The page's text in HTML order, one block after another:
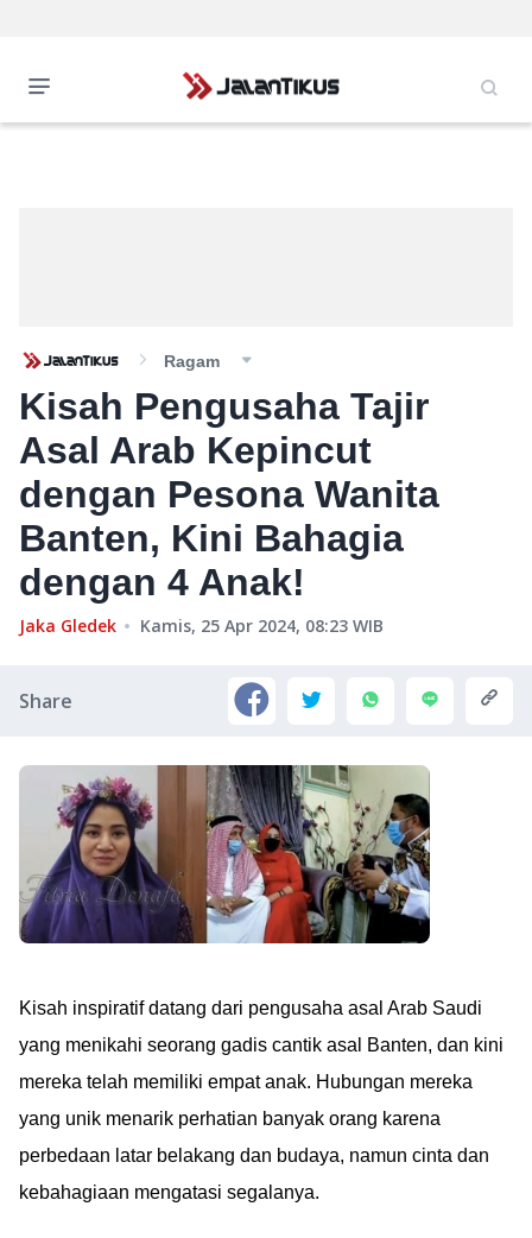
Ragam
Kisah Pengusaha Tajir
Asal Arab Kepincut
dengan Pesona Wanita
Banten, Kini Bahagia
dengan 4 Anak!
Jaka Gledek Kamis, 25 Apr 2024, 08:23 WIB
Share
Kisah inspiratif datang dari pengusaha asal Arab Saudi
yang menikahi seorang gadis cantik asal Banten, dan kini
mereka telah memiliki empat anak. Hubungan mereka
yang unik menarik perhatian banyak orang karena
perbedaan latar belakang dan budaya, namun cinta dan
kebahagiaan mengatasi segalanya.